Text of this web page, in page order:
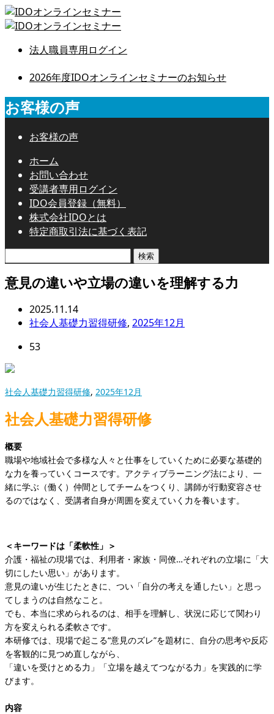
法人職員専用ログイン
2026年度IDOオンラインセミナーのお知らせ
お客様の声
お客様の声
ホーム
お問い合わせ
受講者専用ログイン
IDO会員登録（無料）
株式会社IDOとは
特定商取引法に基づく表記
意見の違いや立場の違いを理解する力
2025.11.14
社会人基礎力習得研修, 2025年12月
53
社会人基礎力習得研修, 2025年12月
社会人基礎力習得研修
概要
職場や地域社会で多様な人々と仕事をしていくために必要な基礎的
な力を養っていくコースです。アクティブラーニング法により、一
緒に学ぶ（働く）仲間としてチームをつくり、講師が行動変容させ
るのではなく、受講者自身が周囲を変えていく力を養います。
＜キーワードは「柔軟性」＞
介護・福祉の現場では、利用者・家族・同僚…それぞれの立場に「大
切にしたい思い」があります。
意見の違いが生じたときに、つい「自分の考えを通したい」と思っ
てしまうのは自然なこと。
でも、本当に求められるのは、相手を理解し、状況に応じて関わり
方を変えられる柔軟さです。
本研修では、現場で起こる“意見のズレ”を題材に、自分の思考や反応
を客観的に見つめ直しながら、
「違いを受けとめる力」「立場を越えてつながる力」を実践的に学
びます。
内容